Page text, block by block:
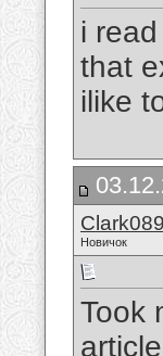
i
that
ilike
Clark089
Новичок
Took